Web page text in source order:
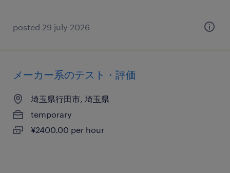
posted 29 july 2026
メーカー系のテスト・評価
埼玉県行田市, 埼玉県
temporary
¥2400.00 per hour